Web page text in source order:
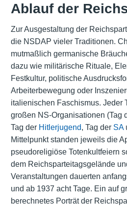
Ablauf der
Zur Ausgestaltung der
die NSDAP vieler Traditionen.
mutmaßlich germanische
dazu wie militärische Rituale,
Festkultur, politische
Arbeiterbewegung oder
italienischen Faschismus. Jeder
großen NS-Organisationen (Tag
Tag der Hitlerjugend, Tag der SA
Mittelpunkt standen jeweils die
pseudoreligiöse Totenkultfeiern
dem Reichsparteitagsgelände
Veranstaltungen dauerten
und ab 1937 acht Tage. Ein auf
berechnetes Porträt der